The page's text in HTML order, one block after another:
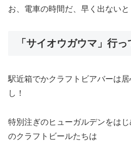
お、電車の時間だ、早く出ないと
「サイオウガウマ」行
駅近箱でかクラフトビアバーは
し！
特別注ぎのヒューガルデンをは
のクラフトビールたちは